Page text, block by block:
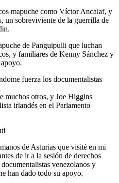
mapuche como Víctor Ancalaf, y
un sobreviviente de la guerrilla de
de Panguipulli que luchan
y familiares de Kenny Sánchez y
fuerza los documentalistas
muchos otros, y Joe Higgins
irlandés en el Parlamento
de Asturias que visité en mi
de ir a la sesión de derechos
venezolanos y
han dado todo su apoyo.